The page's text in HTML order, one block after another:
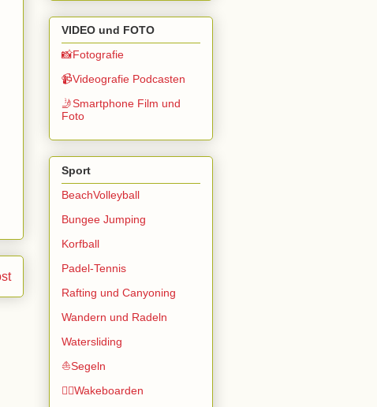
VIDEO und FOTO
📸Fotografie
📹Videografie Podcasten
🤳Smartphone Film und
Foto
Sport
BeachVolleyball
Bungee Jumping
Korfball
Padel-Tennis
Rafting und Canyoning
Wandern und Radeln
Watersliding
⛵Segeln
🏄🏽Wakeboarden